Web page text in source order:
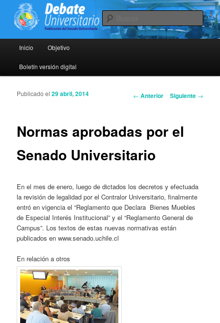
Debate Universitario
El boletín Debate Universitario es una publicación oficial del Senado
Universitario cuyo objetivo primordial es hacer partícipe a la comunidad
universitaria de los principales temas de la Universidad de Chile y
promover su discusión informada. Es por ello que cuenta con canales
artículo y enviar sus columnas de opinión a senado@uchile.cl
Ir al contenido principal
Ir al contenido secundario
Inicio Objetivo
Boletín versión digital
Navegador de artículos
← Anterior Siguiente →
Normas aprobadas por el
Senado Universitario
Publicado el29 abril, 2014
En el mes de enero, luego de dictados los decretos y efectuada
la revisión de legalidad por el Contralor Universitario, finalmente
entró en vigencia el “Reglamento que Declara Bienes Muebles
de Especial Interés Institucional” y el “Reglamento General de
Campus”. Los textos de estas nuevas normativas están
publicados en www.senado.uchile.cl
En relación a otros